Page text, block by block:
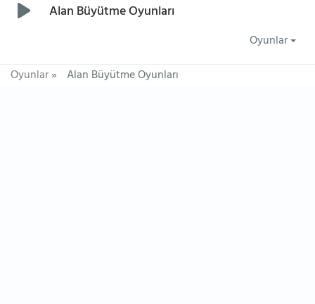
Alan Büyütme Oyunları
Oyunlar
Oyunlar» Alan Büyütme Oyunları